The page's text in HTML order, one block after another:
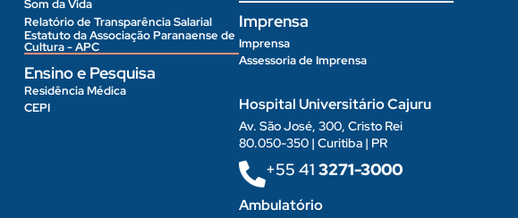
Som da Vida
Relatório de Transparência Salarial
Estatuto da Associação Paranaense de
Cultura - APC
Ensino e Pesquisa
Residência Médica
CEPI
Imprensa
Imprensa
Assessoria de Imprensa
Hospital Universitário Cajuru
Av. São José, 300, Cristo Rei
80.050-350 | Curitiba | PR
+55 41 3271-3000
Ambulatório